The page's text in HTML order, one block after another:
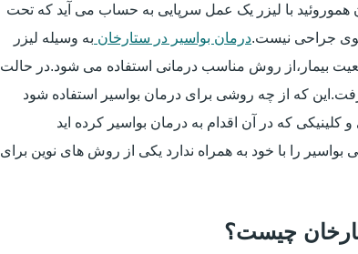
هموروئید با لیزر یک عمل سرپایی به حساب می آید که تحت
جراحی نیست.درمان بواسیر در ستارخان به وسیله لیزر
بیمار،از روش مناسب درمانی استفاده می شود.در حالت
که از چه روشی برای درمان بواسیر استفاده شود
که در آن اقدام به درمان بواسیر کرده اید
را با خود به همراه ندارد یکی از روش های نوین برای
چیست؟